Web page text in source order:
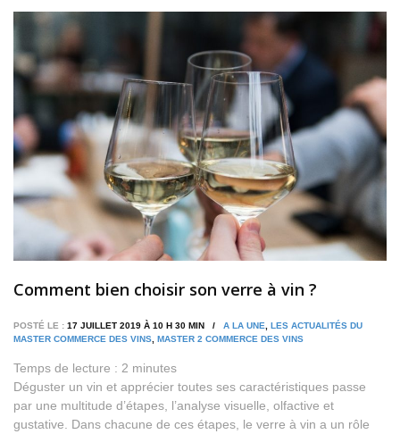
Comment bien choisir son verre à vin ?
POSTÉ LE : 17 JUILLET 2019 À 10 H 30 MIN / A LA UNE
LES ACTUALITÉS DU
MASTER COMMERCE DES VINS MASTER 2 COMMERCE DES VINS
Temps de lecture : 2 minutes
Déguster un vin et apprécier toutes ses caractéristiques passe
par une multitude d’étapes, l’analyse visuelle, olfactive et
gustative. Dans chacune de ces étapes, le verre à vin a un rôle